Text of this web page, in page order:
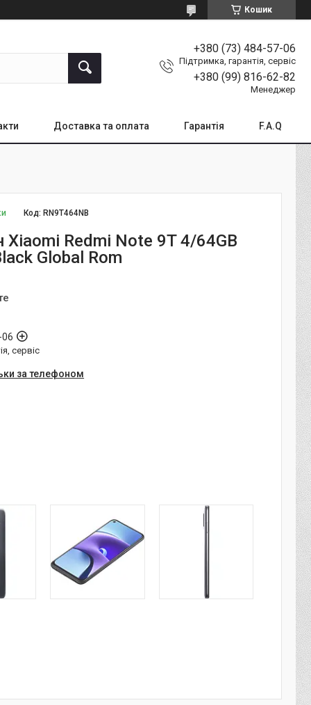
Кошик
+380 (73) 484-57-06
Підтримка, гарантія, сервіс
+380 (99) 816-62-82
Менеджер
Доставка та оплата Гарантія F.A.Q
Код:RN9T464NB
Redmi Note 9T 4/64GB
Global Rom
сервіс
за телефоном